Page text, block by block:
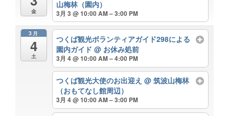
金
山梅林（園内）
3月 3 @ 10:00 AM – 3:00 PM
3月
4
土
つくば観光ボランティアガイド298による
園内ガイド@ お休み処前
3月 4 @ 10:00 AM – 4:00 PM
つくば観光大使のお出迎え@ 筑波山梅林
（おもてなし館周辺）
3月 4 @ 10:00 AM – 3:00 PM